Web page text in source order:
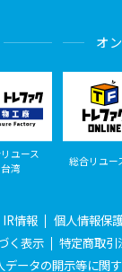
ユース
台湾
オ
総合リユー
情報
個人情報保
く表示
特定商取引
データの開示等に関